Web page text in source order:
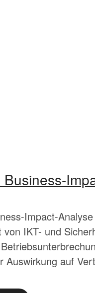
Impact-
IKT- und
Auswirkung auf